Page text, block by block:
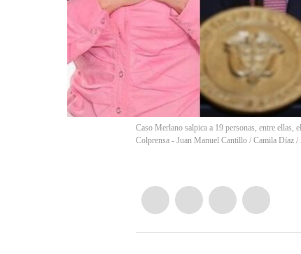
Caso Merlano salpica a 19 personas, entre ellas,
Colprensa - Juan Manuel Cantillo / Camila Díaz